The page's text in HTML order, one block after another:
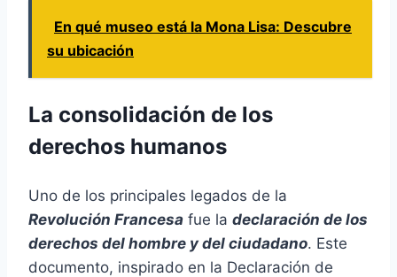
En qué museo está la Mona Lisa: Descubre
su ubicación
La consolidación de los
derechos humanos
Uno de los principales legados de la
Revolución Francesa fue la declaración de los
derechos del hombre y del ciudadano. Este
documento, inspirado en la Declaración de